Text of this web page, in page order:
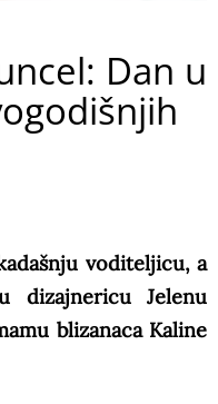
Dan u
voditeljicu, a
dizajnericu Jelenu
blizanaca Kaline